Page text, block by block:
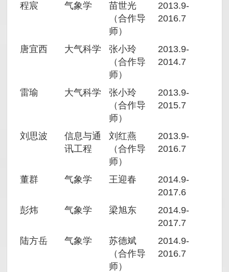
程宸 气象学
苗世光
（合作导
师）
2013.9-
2016.7
唐宜西 大气科学
张小玲
（合作导
师）
2013.9-
2014.7
雷瑜 大气科学
张小玲
（合作导
师）
2013.9-
2015.7
刘思波
信息与通
讯工程
刘红燕
（合作导
师）
2013.9-
2016.7
董群 气象学 王迎春
2014.9-
2017.6
彭炜
气象学 梁旭东
2014.9-
2017.7
陆方岳
气象学
苏德斌
（合作导
师）
2014.9-
2016.7